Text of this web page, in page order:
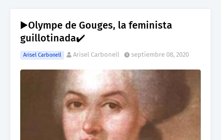
▶️Olympe de Gouges, la feminista
guillotinada✔️
Arisel Carbonell Arisel Carbonell septiembre 08, 2020